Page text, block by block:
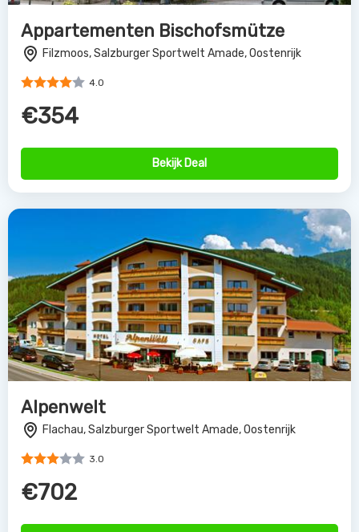
Appartementen Bischofsmütze
Filzmoos, Salzburger Sportwelt Amade, Oostenrijk
4.0
€354
Bekijk Deal
Alpenwelt
Flachau, Salzburger Sportwelt Amade, Oostenrijk
3.0
€702